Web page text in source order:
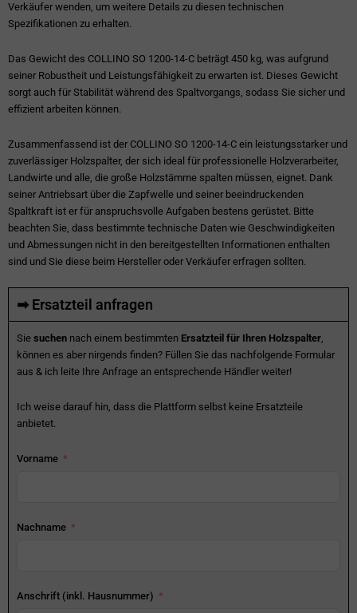
Verkäufer wenden, um weitere Details zu diesen technischen
Spezifikationen zu erhalten.
Das Gewicht des COLLINO SO 1200-14-C beträgt 450 kg, was aufgrund
seiner Robustheit und Leistungsfähigkeit zu erwarten ist. Dieses Gewicht
sorgt auch für Stabilität während des Spaltvorgangs, sodass Sie sicher und
effizient arbeiten können.
Zusammenfassend ist der COLLINO SO 1200-14-C ein leistungsstarker und
zuverlässiger Holzspalter, der sich ideal für professionelle Holzverarbeiter,
Landwirte und alle, die große Holzstämme spalten müssen, eignet. Dank
seiner Antriebsart über die Zapfwelle und seiner beeindruckenden
Spaltkraft ist er für anspruchsvolle Aufgaben bestens gerüstet. Bitte
beachten Sie, dass bestimmte technische Daten wie Geschwindigkeiten
und Abmessungen nicht in den bereitgestellten Informationen enthalten
sind und Sie diese beim Hersteller oder Verkäufer erfragen sollten.
➡ Ersatzteil anfragen
Sie suchen nach einem bestimmten Ersatzteil für Ihren Holzspalter,
können es aber nirgends finden? Füllen Sie das nachfolgende Formular
aus & ich leite Ihre Anfrage an entsprechende Händler weiter!
Ich weise darauf hin, dass die Plattform selbst keine Ersatzteile
anbietet.
Vorname
Nachname
Anschrift (inkl. Hausnummer)